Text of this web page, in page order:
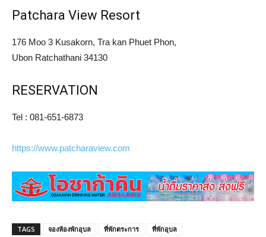
Patchara View Resort
176 Moo 3 Kusakorn, Tra kan Phuet Phon,
Ubon Ratchathani 34130
RESERVATION
Tel : 081-651-6873
https://www.patcharaview.com
TAGS จองห้องพักอุบล ที่พักตระการ
ที่พักอุบล